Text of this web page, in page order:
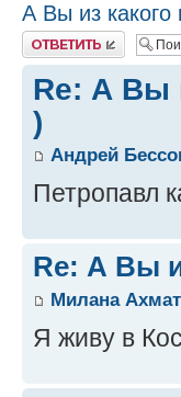
А Вы из какого
Ответить
Re: А Вы
)
Андрей
Петропавл
Re: А Вы
Милана
Я живу в